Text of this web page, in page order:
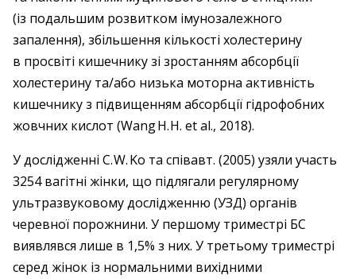
(із подальшим розвитком імунозалежного
запалення), збільшення кількості холестерину
в просвіті кишечнику зі зростанням абсорбції
холестерину та/або низька моторна активність
кишечнику з підвищенням абсорбції гідрофобних
жовчних кислот (Wang H. H. et al., 2018).
У дослідженні C. W. Ko та співавт. (2005) узяли участь
3254 вагітні жінки, що підлягали регулярному
ультразвуковому ­дослідженню (УЗД) органів
черевної порожнини. У першому триместрі БС
виявлявся лише в 1,5% з них. У третьому триместрі
серед жінок із нормальними вихідними